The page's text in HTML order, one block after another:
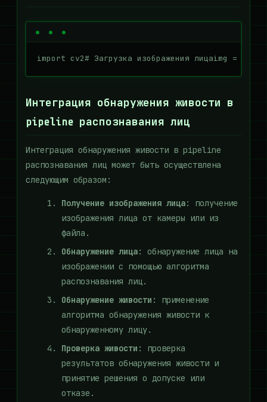
import cv2# Загрузка изображения лицаimg =
Интеграция обнаружения живости в
pipeline распознавания лиц
Интеграция обнаружения живости в pipeline
распознавания лиц может быть осуществлена
следующим образом:
Получение изображения лица: получение
изображения лица от камеры или из
файла.
Обнаружение лица: обнаружение лица на
изображении с помощью алгоритма
распознавания лиц.
Обнаружение живости : применение
алгоритма обнаружения живости к
обнаруженному лицу.
Проверка живости : проверка
результатов обнаружения живости и
принятие решения о допуске или
отказе.